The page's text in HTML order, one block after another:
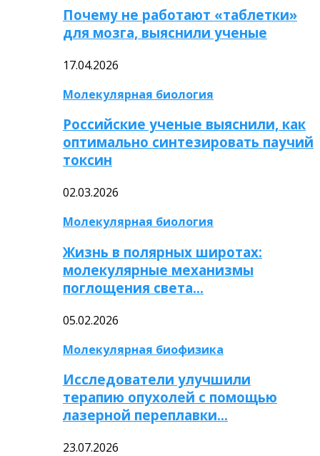
Почему не работают «таблетки»
для мозга, выяснили ученые
17.04.2026
Молекулярная биология
Российские ученые выяснили, как
оптимально синтезировать паучий
токсин
02.03.2026
Молекулярная биология
Жизнь в полярных широтах:
молекулярные механизмы
поглощения света…
05.02.2026
Молекулярная биофизика
Исследователи улучшили
терапию опухолей с помощью
лазерной переплавки…
23.07.2026